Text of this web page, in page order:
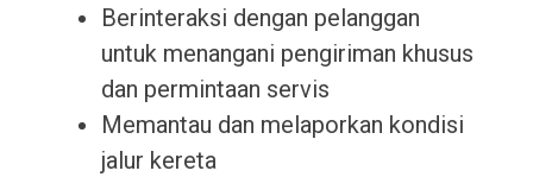
Berinteraksi dengan pelanggan
untuk menangani pengiriman khusus
dan permintaan servis
Memantau dan melaporkan kondisi
jalur kereta